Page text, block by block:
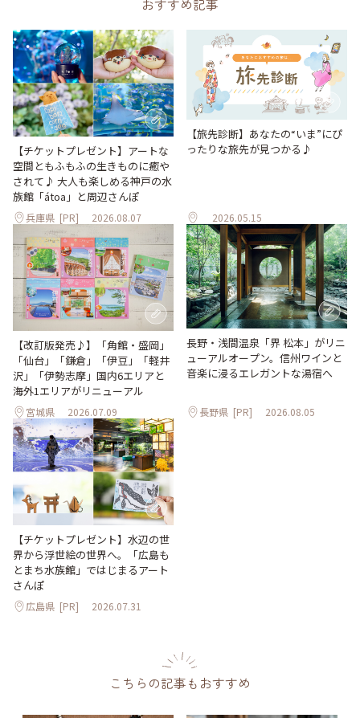
【チケットプレゼント】アートな
空間ともふもふの生きものに癒や
されて♪ 大人も楽しめる神戸の水
族館「átoa」と周辺さんぽ
兵庫県 [PR] 2026.08.07
【旅先診断】あなたの“いま”にぴ
ったりな旅先が見つかる♪
2026.05.15
【改訂版発売♪】「角館・盛岡」
「仙台」「鎌倉」「伊豆」「軽井
沢」「伊勢志摩」国内6エリアと
海外1エリアがリニューアル
宮城県 2026.07.09
長野・浅間温泉「界 松本」がリニ
ューアルオープン。信州ワインと
音楽に浸るエレガントな湯宿へ
長野県 [PR] 2026.08.05
【チケットプレゼント】水辺の世
界から浮世絵の世界へ。「広島も
とまち水族館」ではじまるアート
さんぽ
広島県 [PR] 2026.07.31
こちらの記事もおすすめ